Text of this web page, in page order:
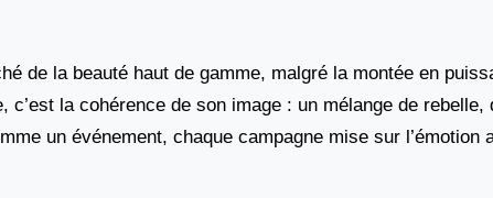
de la beauté haut de gamme, malgré la montée en
la cohérence de son image : un mélange de rebelle,
un événement, chaque campagne mise sur l’émotion